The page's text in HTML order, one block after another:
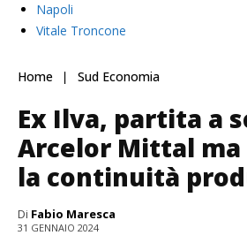
Napoli
Vitale Troncone
Home Sud Economia
Ex Ilva, partita a
Arcelor Mittal ma
la continuità
Di Fabio Maresca
31 GENNAIO 2024